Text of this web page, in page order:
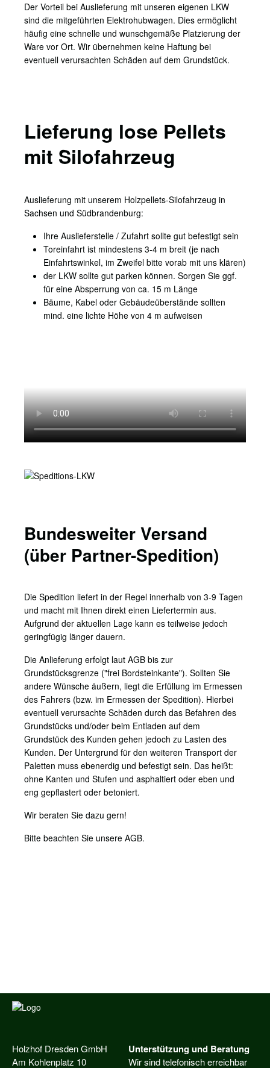
Der Vorteil bei Auslieferung mit unseren eigenen LKW
sind die mitgeführten Elektrohubwagen. Dies ermöglicht
häufig eine schnelle und wunschgemäße Platzierung der
Ware vor Ort. Wir übernehmen keine Haftung bei
eventuell verursachten Schäden auf dem Grundstück.
Lieferung lose Pellets
mit Silofahrzeug
Auslieferung mit unserem Holzpellets-Silofahrzeug in
Sachsen und Südbrandenburg:
Ihre Auslieferstelle / Zufahrt sollte gut befestigt sein
Toreinfahrt ist mindestens 3-4 m breit (je nach
Einfahrtswinkel, im Zweifel bitte vorab mit uns klären)
der LKW sollte gut parken können. Sorgen Sie ggf.
für eine Absperrung von ca. 15 m Länge
Bäume, Kabel oder Gebäudeüberstände sollten
mind. eine lichte Höhe von 4 m aufweisen
Bundesweiter Versand
(über Partner-Spedition)
Die Spedition liefert in der Regel innerhalb von 3-9 Tagen
und macht mit Ihnen direkt einen Liefertermin aus.
Aufgrund der aktuellen Lage kann es teilweise jedoch
geringfügig länger dauern.
Die Anlieferung erfolgt laut AGB bis zur
Grundstücksgrenze ("frei Bordsteinkante"). Sollten Sie
andere Wünsche äußern, liegt die Erfüllung im Ermessen
des Fahrers (bzw. im Ermessen der Spedition). Hierbei
eventuell verursachte Schäden durch das Befahren des
Grundstücks und/oder beim Entladen auf dem
Grundstück des Kunden gehen jedoch zu Lasten des
Kunden. Der Untergrund für den weiteren Transport der
Paletten muss ebenerdig und befestigt sein. Das heißt:
ohne Kanten und Stufen und asphaltiert oder eben und
eng gepflastert oder betoniert.
Wir beraten Sie dazu gern!
Bitte beachten Sie unsere AGB.
Holzhof Dresden GmbH
Am Kohlenplatz 10
Unterstützung und Beratung
Wir sind telefonisch erreichbar